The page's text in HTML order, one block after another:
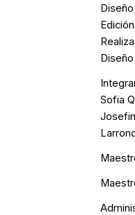
Sofia